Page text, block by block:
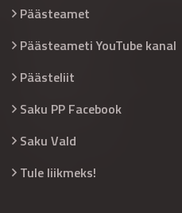
Päästeamet
Päästeameti YouTube kanal
Päästeliit
Saku PP Facebook
Saku Vald
Tule liikmeks!